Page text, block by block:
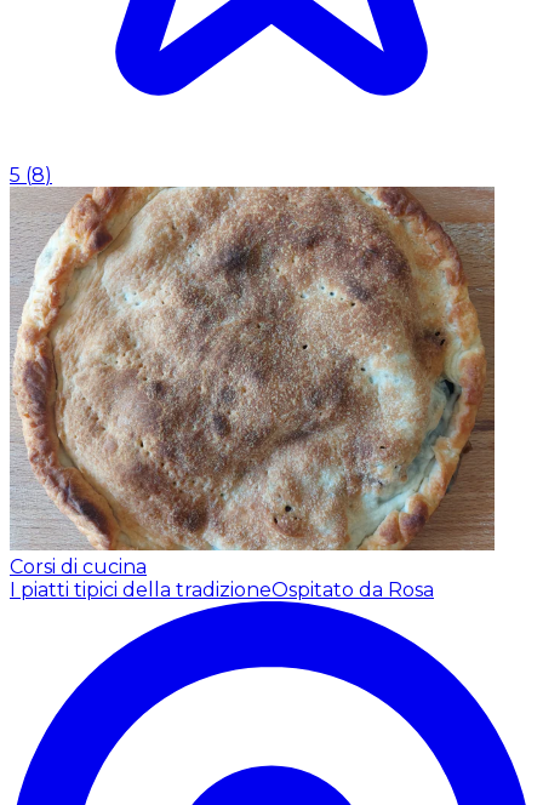
5 (8)
Corsi di cucina
I piatti tipici della tradizioneOspitato da Rosa